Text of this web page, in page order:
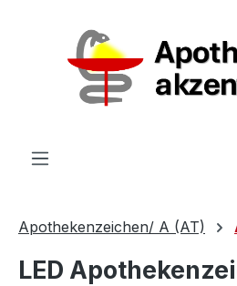
Apothekenzeichen/ A (AT)
LED